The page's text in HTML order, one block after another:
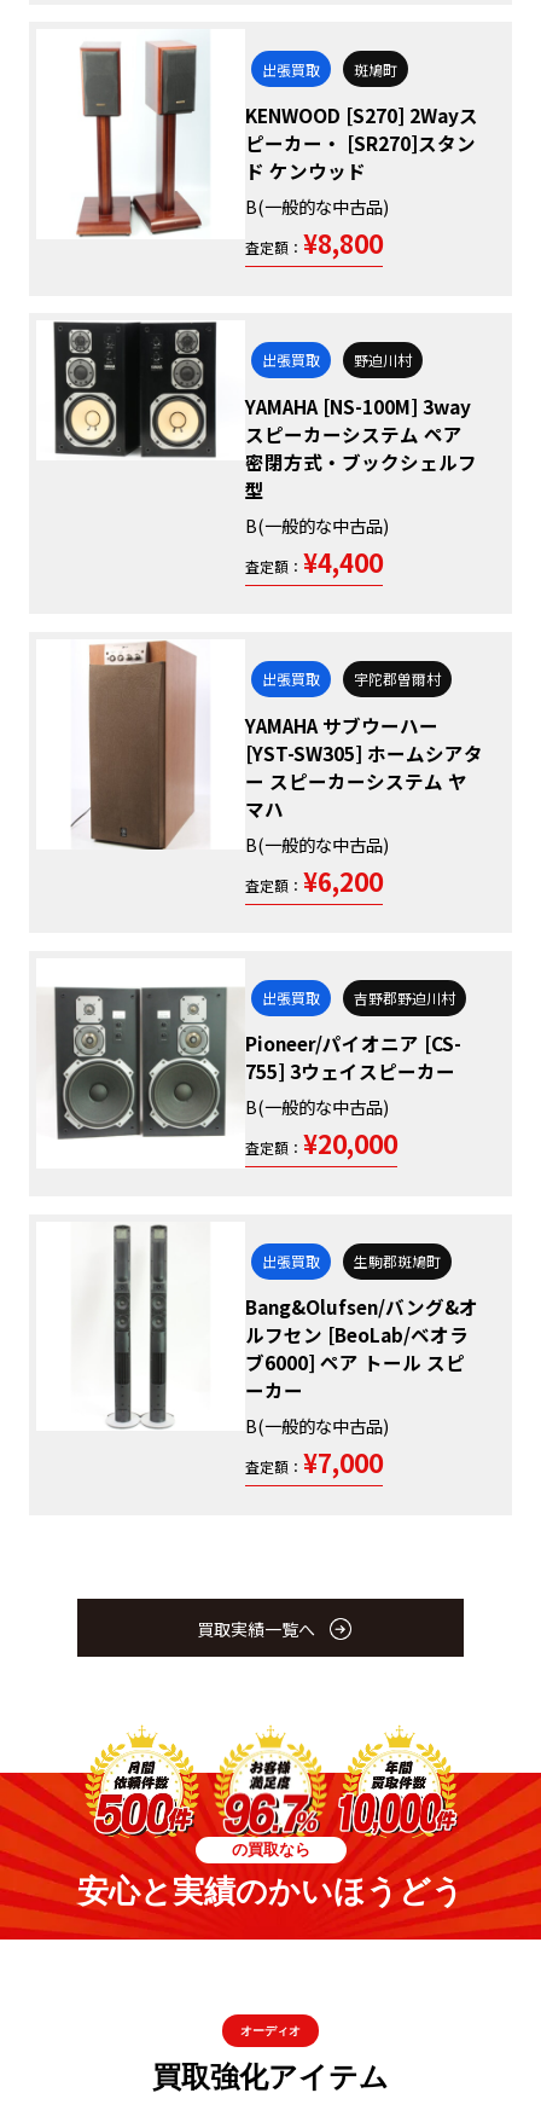
出張買取 斑鳩町
KENWOOD [S270] 2Wayス
ピーカー・ [SR270]スタン
ド ケンウッド
B(一般的な中古品)
査定額： ¥8,800
出張買取 野迫川村
YAMAHA [NS-100M] 3way
スピーカーシステム ペア
密閉方式・ブックシェルフ
型
B(一般的な中古品)
査定額： ¥4,400
出張買取 宇陀郡曽爾村
YAMAHA サブウーハー
[YST-SW305] ホームシアタ
ー スピーカーシステム ヤ
マハ
B(一般的な中古品)
査定額： ¥6,200
出張買取 吉野郡野迫川村
Pioneer/パイオニア [CS-
755] 3ウェイスピーカー
B(一般的な中古品)
査定額： ¥20,000
出張買取 生駒郡斑鳩町
Bang&Olufsen/バング&オ
ルフセン [BeoLab/ベオラ
ブ6000] ペア トール スピ
ーカー
B(一般的な中古品)
査定額： ¥7,000
買取実績一覧へ
の買取なら
安心と実績のかいほうどう
オーディオ
買取強化アイテム